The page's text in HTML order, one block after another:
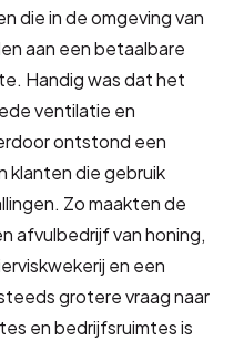
die in de omgeving van
aan een betaalbare
Handig was dat het
ventilatie en
ontstond een
klanten die gebruik
Zo maakten de
afvulbedrijf van honing,
en een
grotere vraag naar
en bedrijfsruimtes is